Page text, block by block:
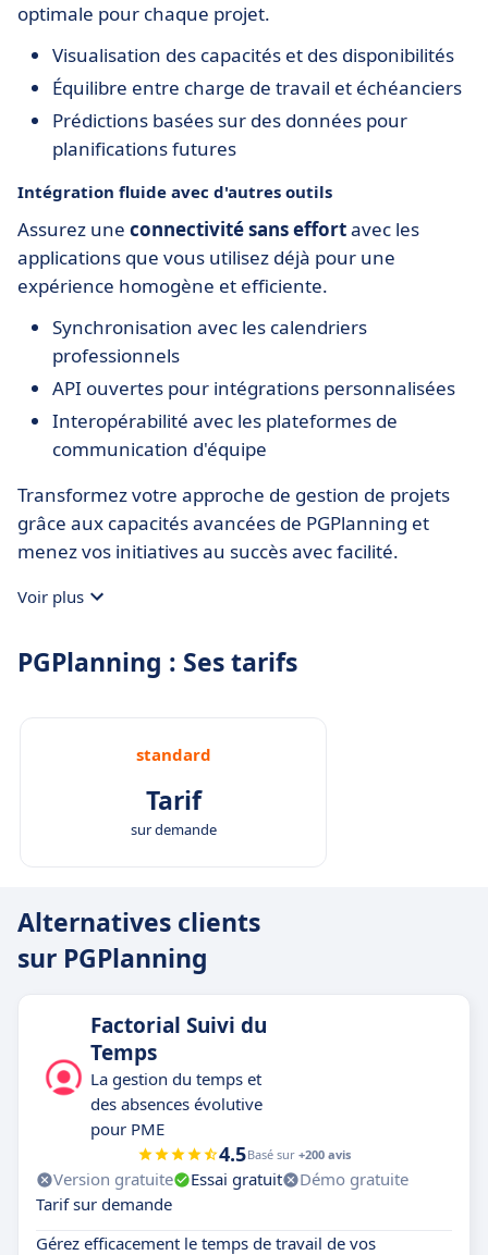
optimale pour chaque projet.
Visualisation des capacités et des disponibilités
Équilibre entre charge de travail et échéanciers
Prédictions basées sur des données pour
planifications futures
Intégration fluide avec d'autres outils
Assurez une connectivité sans effortavec les
applications que vous utilisez déjà pour une
expérience homogène et efficiente.
Synchronisation avec les calendriers
professionnels
API ouvertes pour intégrations personnalisées
Interopérabilité avec les plateformes de
communication d'équipe
Transformez votre approche de gestion de projets
grâce aux capacités avancées de PGPlanning et
menez vos initiatives au succès avec facilité.
Voir plus
PGPlanning : Ses tarifs
standard
Tarif
sur demande
Alternatives clients
sur PGPlanning
Factorial Suivi du
Temps
La gestion du temps et
des absences évolutive
pour PME
4.5Basé sur +200 avis
Version gratuite Essai gratuit
Démo gratuite
Tarif sur demande
Gérez efficacement le temps de travail de vos